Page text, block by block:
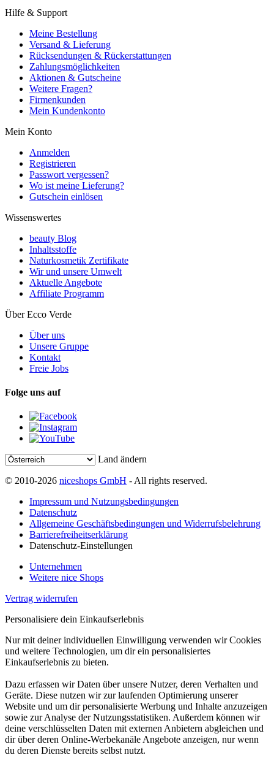
Hilfe & Support
Meine Bestellung
Versand & Lieferung
Rücksendungen & Rückerstattungen
Zahlungsmöglichkeiten
Aktionen & Gutscheine
Weitere Fragen?
Firmenkunden
Mein Kundenkonto
Mein Konto
Anmelden
Registrieren
Passwort vergessen?
Wo ist meine Lieferung?
Gutschein einlösen
Wissenswertes
beauty Blog
Inhaltsstoffe
Naturkosmetik Zertifikate
Wir und unsere Umwelt
Aktuelle Angebote
Affiliate Programm
Über Ecco Verde
Über uns
Unsere Gruppe
Kontakt
Freie Jobs
Folge uns auf
Land ändern
© 2010-2026 niceshops GmbH - All rights reserved.
Impressum und Nutzungsbedingungen
Datenschutz
Allgemeine Geschäftsbedingungen und Widerrufsbelehrung
Barrierefreiheitserklärung
Datenschutz-Einstellungen
Unternehmen
Weitere nice Shops
Vertrag widerrufen
Personalisiere dein Einkaufserlebnis
Nur mit deiner individuellen Einwilligung verwenden wir Cookies
und weitere Technologien, um dir ein personalisiertes
Einkaufserlebnis zu bieten.
Dazu erfassen wir Daten über unsere Nutzer, deren Verhalten und
Geräte. Diese nutzen wir zur laufenden Optimierung unserer
Website und um dir personalisierte Werbung und Inhalte anzuzeigen
sowie zur Analyse der Nutzungsstatistiken. Außerdem können wir
deine verschlüsselten Daten mit externen Anbietern abgleichen und
dir über deren Online-Werbekanäle Angebote anzeigen, nur wenn
du deren Dienste bereits selbst nutzt.